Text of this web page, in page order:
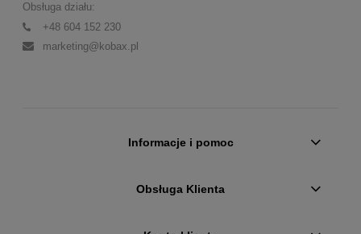
Obsługa działu:
+48 604 152 230
marketing@kobax.pl
Informacje i pomoc
Obsługa Klienta